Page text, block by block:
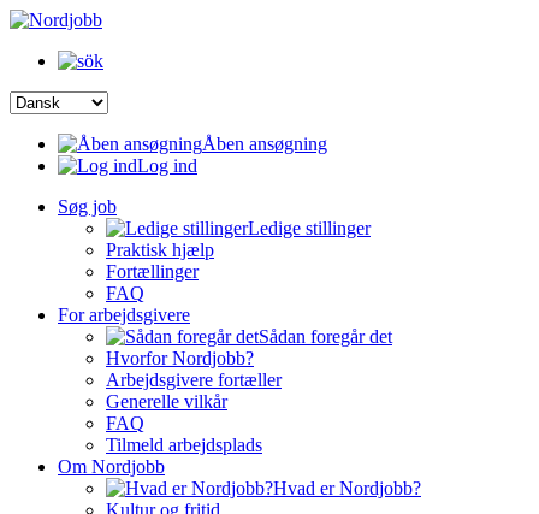
Åben ansøgning
Log ind
Søg job
Ledige stillinger
Praktisk hjælp
Fortællinger
FAQ
For arbejdsgivere
Sådan foregår det
Hvorfor Nordjobb?
Arbejdsgivere fortæller
Generelle vilkår
FAQ
Tilmeld arbejdsplads
Om Nordjobb
Hvad er Nordjobb?
Kultur og fritid